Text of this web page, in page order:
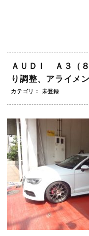
ＡＵＤＩ Ａ３（
り調整、アライメ
カテゴリ： 未登録